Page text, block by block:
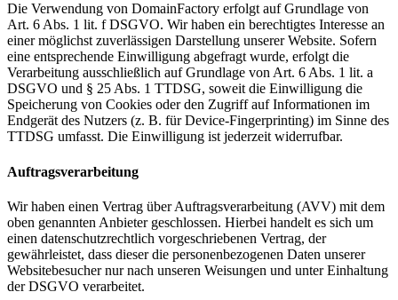
Die Verwendung von DomainFactory erfolgt auf Grundlage von
Art. 6 Abs. 1 lit. f DSGVO. Wir haben ein berechtigtes Interesse an
einer möglichst zuverlässigen Darstellung unserer Website. Sofern
eine entsprechende Einwilligung abgefragt wurde, erfolgt die
Verarbeitung ausschließlich auf Grundlage von Art. 6 Abs. 1 lit. a
DSGVO und § 25 Abs. 1 TTDSG, soweit die Einwilligung die
Speicherung von Cookies oder den Zugriff auf Informationen im
Endgerät des Nutzers (z. B. für Device-Fingerprinting) im Sinne des
TTDSG umfasst. Die Einwilligung ist jederzeit widerrufbar.
Auftragsverarbeitung
Wir haben einen Vertrag über Auftragsverarbeitung (AVV) mit dem
oben genannten Anbieter geschlossen. Hierbei handelt es sich um
einen datenschutzrechtlich vorgeschriebenen Vertrag, der
gewährleistet, dass dieser die personenbezogenen Daten unserer
Websitebesucher nur nach unseren Weisungen und unter Einhaltung
der DSGVO verarbeitet.